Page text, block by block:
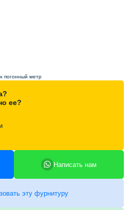
погонный метр
ее?
Написать нам
эту фурнитуру